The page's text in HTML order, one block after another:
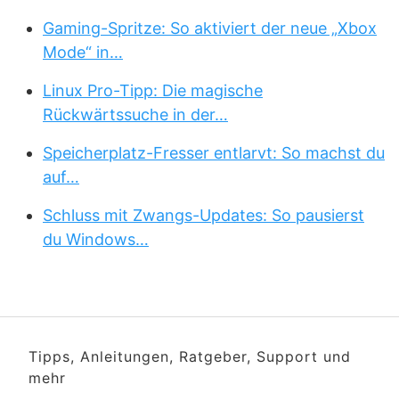
Gaming-Spritze: So aktiviert der neue „Xbox
Mode“ in…
Linux Pro-Tipp: Die magische
Rückwärtssuche in der…
Speicherplatz-Fresser entlarvt: So machst du
auf…
Schluss mit Zwangs-Updates: So pausierst
du Windows…
Tipps, Anleitungen, Ratgeber, Support und
mehr